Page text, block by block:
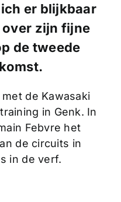
er blijkbaar
over zijn fijne
de tweede
de Kawasaki
in Genk. In
Febvre het
de circuits in
in de verf.